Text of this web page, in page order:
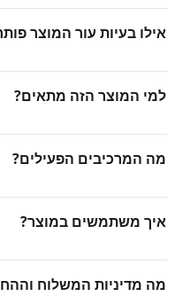
אילו בעיות עור המוצר
למי המוצר הזה מתאים?
מה המרכיבים הפעילים?
איך משתמשים במוצר?
מה מדיניות המשלוח